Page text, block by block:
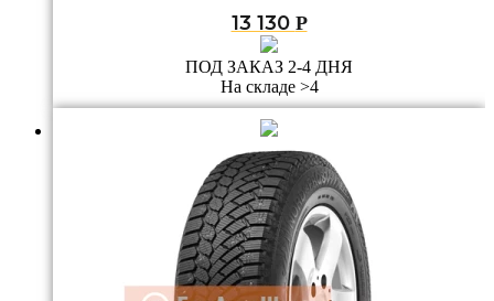
13 130 Р
ПОД ЗАКАЗ 2-4 ДНЯ
На складе >4